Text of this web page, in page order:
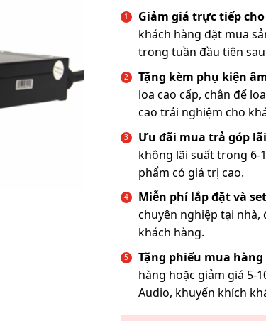
Giảm giá trực tiếp
khách hàng đặt mua
trong tuần đầu tiên
Tặng kèm phụ kiện
loa cao cấp, chân đế
cao trải nghiệm cho
Ưu đãi mua trả góp
không lãi suất trong 6-
phẩm có giá trị cao.
Miễn phí lắp đặt và
chuyên nghiệp tại
khách hàng.
Tặng phiếu mua
hàng hoặc giảm giá 5-
Audio, khuyến khích